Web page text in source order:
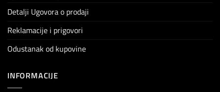
Detalji Ugovora o prodaji
Reklamacije i prigovori
Odustanak od kupovine
INFORMACIJE